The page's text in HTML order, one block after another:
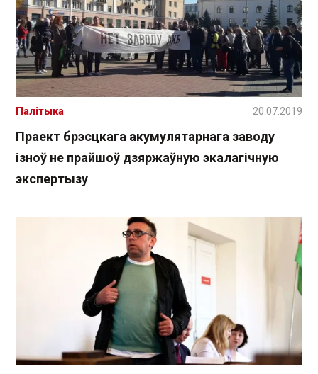
Праект брэсцкага акумулятарнага заводу
ізноў не прайшоў дзяржаўную экалагічную
экспертызу
Палітыка 20.07.2019